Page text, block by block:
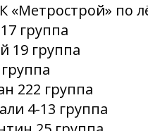
«Метрострой» по
группа
19 группа
222 группа
4-13 группа